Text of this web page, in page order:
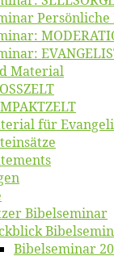
Material
für
Bibelseminar
Bi­bel­se­mi­nar